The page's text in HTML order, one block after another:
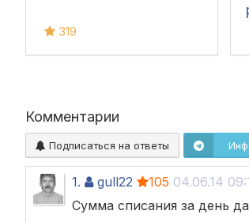
319
Комментарии
Подписаться на ответы
1. gull22 105 04.06.14
Сумма списания за день